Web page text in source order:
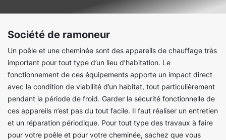
Société de ramoneur
Un poêle et une cheminée sont des appareils de chauffage très
important pour tout type d’un lieu d’habitation. Le
fonctionnement de ces équipements apporte un impact direct
avec la condition de viabilité d’un habitat, tout particulièrement
pendant la période de froid. Garder la sécurité fonctionnelle de
ces appareils n’est pas du tout facile. Il faut réaliser un entretien
et un réparation périodique. Pour tout type des travaux à faire
pour votre poêle et pour votre cheminée, sachez que vous